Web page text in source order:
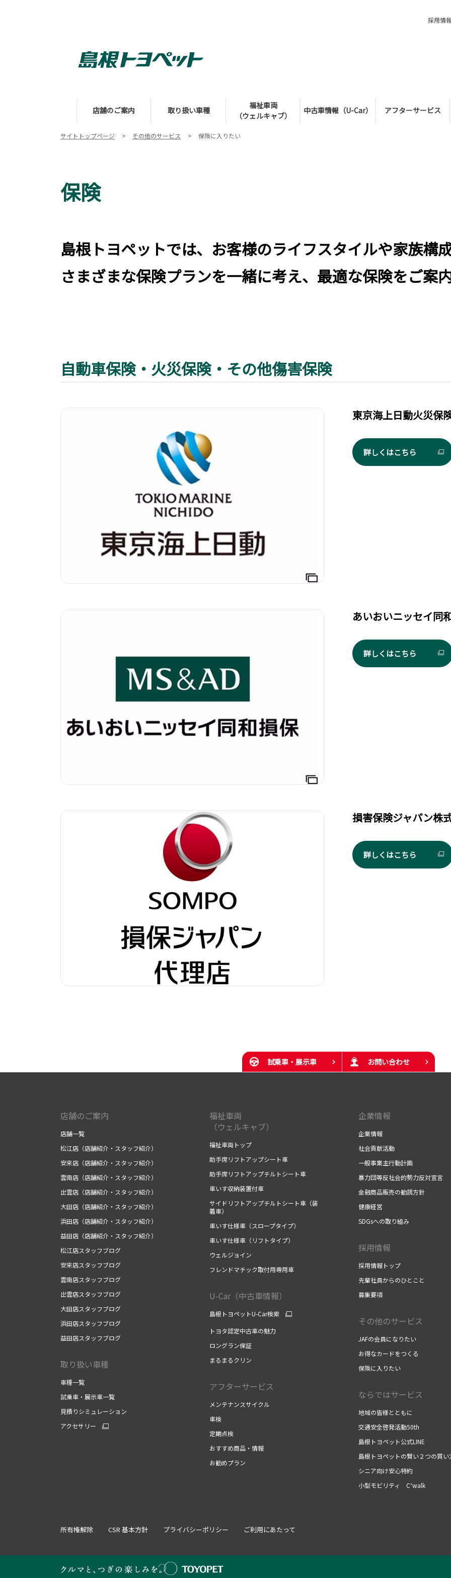
店舗のご案内 取り扱い車種
福祉車両
（ウェルキャブ）
中古車情報（U-Car） アフターサービス
採用情
サイトトップページ その他のサービス 保険に入りたい
保険
島根トヨペットでは、お客様のライフスタイルや家族構
さまざまな保険プランを一緒に考え、最適な保険をご案
自動車保険・火災保険・その他傷害保険
東京海上日動火災保
詳しくはこちら
あいおいニッセイ同
詳しくはこちら
損害保険ジャパン株
詳しくはこちら
試乗車・展示車 お問い合わせ
店舗のご案内
店舗一覧
松江店（店舗紹介・スタッフ紹介）
安来店（店舗紹介・スタッフ紹介）
雲南店（店舗紹介・スタッフ紹介）
出雲店（店舗紹介・スタッフ紹介）
大田店（店舗紹介・スタッフ紹介）
浜田店（店舗紹介・スタッフ紹介）
益田店（店舗紹介・スタッフ紹介）
松江店スタッフブログ
安来店スタッフブログ
雲南店スタッフブログ
出雲店スタッフブログ
大田店スタッフブログ
浜田店スタッフブログ
益田店スタッフブログ
取り扱い車種
車種一覧
試乗車・展示車一覧
見積りシミュレーション
アクセサリー
福祉車両
（ウェルキャブ）
福祉車両トップ
助手席リフトアップシート車
助手席リフトアップチルトシート車
車いす収納装置付車
サイドリフトアップチルトシート車（装
着車）
車いす仕様車（スロープタイプ）
車いす仕様車（リフトタイプ）
ウェルジョイン
フレンドマチック取付用専用車
U-Car（中古車情報）
島根トヨペットU-Car検索
トヨタ認定中古車の魅力
ロングラン保証
まるまるクリン
アフターサービス
メンテナンスサイクル
車検
定期点検
おすすめ商品・情報
お勧めプラン
企業情報
企業情報
社会貢献活動
一般事業主行動計画
暴力団等反社会的勢力反対宣言
金融商品販売の勧誘方針
健康経営
SDGsへの取り組み
採用情報
採用情報トップ
先輩社員からのひとこと
募集要項
その他のサービス
JAFの会員になりたい
お得なカードをつくる
保険に入りたい
ならではサービス
地域の皆様とともに
交通安全啓発活動50th
島根トヨペット公式LINE
島根トヨペットの賢い２つの買い
シニア向け安心特約
小型モビリティ C⁺walk
所有権解除 CSR 基本方針 プライバシーポリシー ご利用にあたって